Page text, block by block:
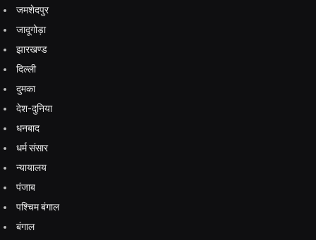
जमशेदपुर
जादूगोड़ा
झारखण्ड
दिल्ली
दुमका
देश-दुनिया
धनबाद
धर्म संसार
न्यायालय
पंजाब
पश्चिम बंगाल
बंगाल